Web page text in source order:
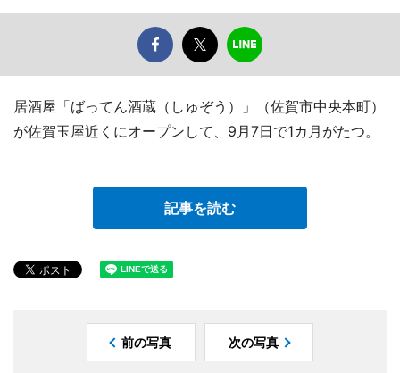
居酒屋「ばってん酒蔵（しゅぞう）」（佐賀市中央本町）
が佐賀玉屋近くにオープンして、9月7日で1カ月がたつ。
記事を読む
前の写真 次の写真